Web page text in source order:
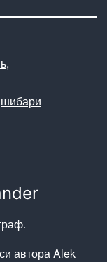
,
шибари
автора Alek